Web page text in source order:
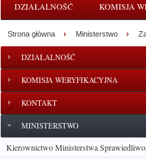
DZIAŁALNOŚĆ KOMISJA
DZIAŁALNOŚĆ
KOMISJA WERYFIKACYJNA
KONTAKT
MINISTERSTWO
Kierownictwo Ministerstwa
Strona główna Ministerstwo